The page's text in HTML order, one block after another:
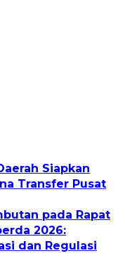
Siapkan
Transfer Pusat
pada Rapat
2026:
dan Regulasi